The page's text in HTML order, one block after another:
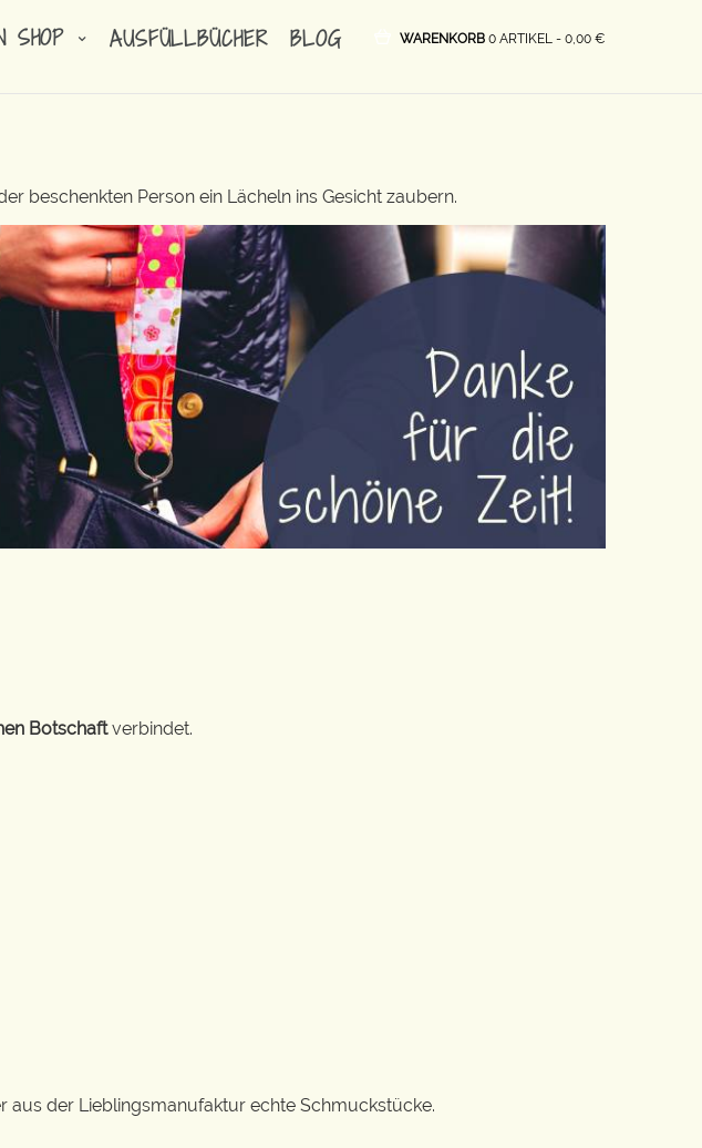
SHOP AUSFÜLLBÜCHER BLOG WARENKORB 0 ARTIKEL - 0,00 €
beschenkten Person ein Lächeln ins Gesicht zaubern.
Botschaftverbindet.
aus der Lieblingsmanufaktur echte Schmuckstücke.